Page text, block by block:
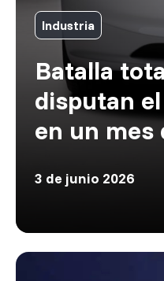
Industria
Batalla
disputan
en un mes
3 de junio 2026